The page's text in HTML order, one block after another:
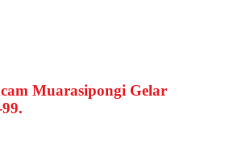
Muarasipongi Gelar